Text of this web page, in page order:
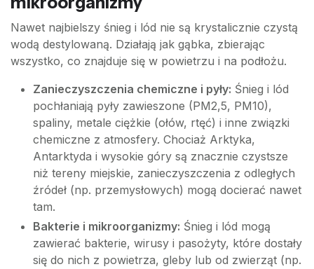
Nawet najbielszy śnieg i lód nie są krystalicznie czystą
wodą destylowaną. Działają jak gąbka, zbierając
wszystko, co znajduje się w powietrzu i na podłożu.
Zanieczyszczenia chemiczne i pyły: Śnieg i lód
pochłaniają pyły zawieszone (PM2,5, PM10),
spaliny, metale ciężkie (ołów, rtęć) i inne związki
chemiczne z atmosfery. Chociaż Arktyka,
Antarktyda i wysokie góry są znacznie czystsze
niż tereny miejskie, zanieczyszczenia z odległych
źródeł (np. przemysłowych) mogą docierać nawet
tam.
Bakterie i mikroorganizmy: Śnieg i lód mogą
zawierać bakterie, wirusy i pasożyty, które dostały
się do nich z powietrza, gleby lub od zwierząt (np.